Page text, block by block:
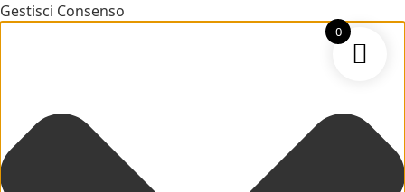
Gestisci Consenso
0